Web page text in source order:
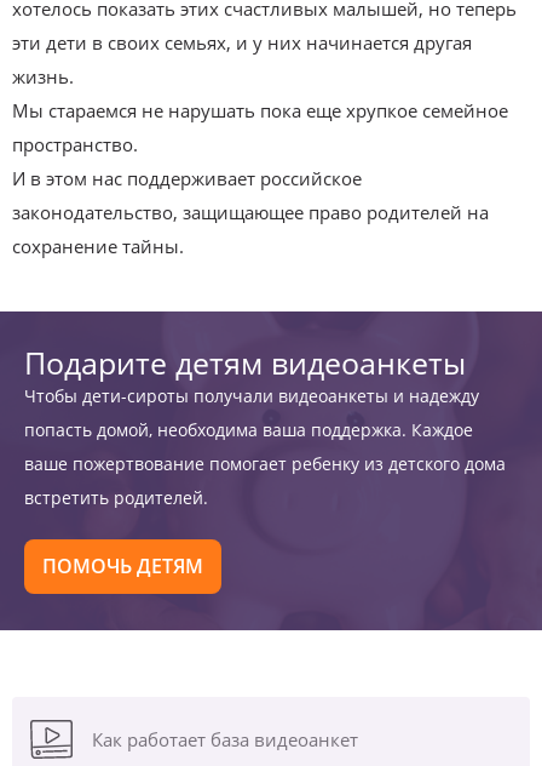
хотелось показать этих счастливых малышей, но теперь
эти дети в своих семьях, и у них начинается другая
жизнь.
Мы стараемся не нарушать пока еще хрупкое семейное
пространство.
И в этом нас поддерживает российское
законодательство, защищающее право родителей на
сохранение тайны.
Подарите детям видеоанкеты
Чтобы дети-сироты получали видеоанкеты и надежду
попасть домой, необходима ваша поддержка. Каждое
ваше пожертвование помогает ребенку из детского дома
встретить родителей.
ПОМОЧЬ ДЕТЯМ
Как работает база видеоанкет